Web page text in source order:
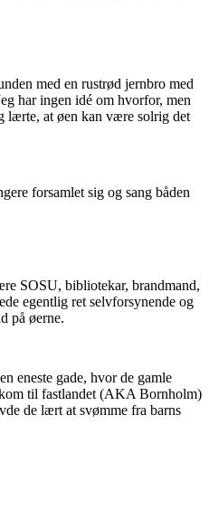
med en rustrød jernbro med
har ingen idé om hvorfor, men
lærte, at øen kan være solrig det
forsamlet sig og sang båden
SOSU, bibliotekar, brandmand,
egentlig ret selvforsynende og
på øerne.
eneste gade, hvor de gamle
kom til fastlandet (AKA Bornholm)
de lært at svømme fra barns